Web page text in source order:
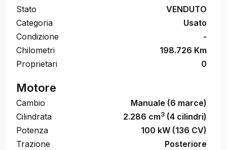
Stato
VENDUTO
Categoria
Usato
Condizione
-
Chilometri
198.726 Km
Proprietari
0
Motore
Cambio
Manuale (6 marce)
Cilindrata
2.286 cm3 (4 cilindri)
Potenza
100 kW (136 CV)
Trazione
Posteriore